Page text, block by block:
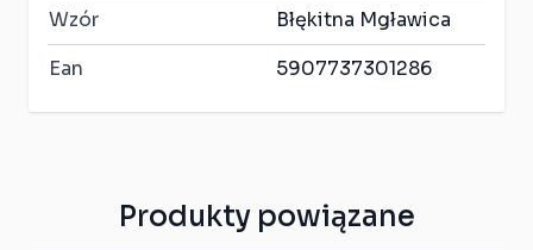
Wzór
Błękitna Mgławica
Ean
5907737301286
Produkty powiązane